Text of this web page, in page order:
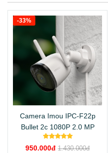
Camera Imou IPC-F22p
Bullet 2c 1080P 2.0 MP
950.000đ 1.430.000đ
-33%